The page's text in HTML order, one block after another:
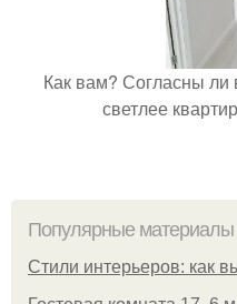
Как вам? Согласны
светлее
Популярные материалы
Стили интерьеров: как